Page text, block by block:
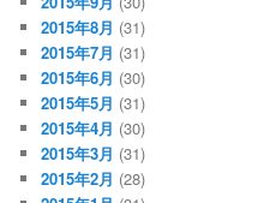
2015年8月 (31)
2015年7月 (31)
2015年6月 (30)
2015年5月 (31)
2015年4月 (30)
2015年3月 (31)
2015年2月 (28)